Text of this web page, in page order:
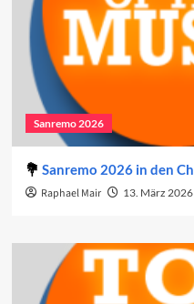
Sanremo 2026
Sanremo 2026 in den
Raphael Mair 13. März 2026